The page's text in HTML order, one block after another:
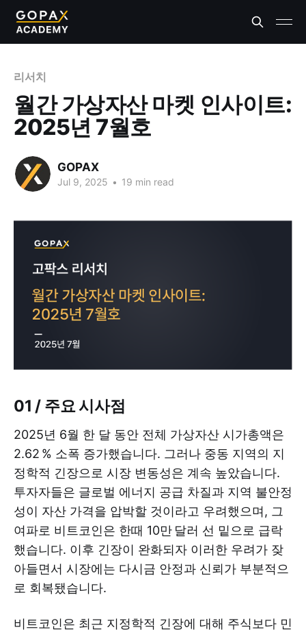
리서치
월간 가상자산 마켓 인사이트:
2025년 7월호
GOPAX
Jul 9, 2025 • 19 min read
01 / 주요 시사점
2025년 6월 한 달 동안 전체 가상자산 시가총액은
2.62 % 소폭 증가했습니다. 그러나 중동 지역의 지
정학적 긴장으로 시장 변동성은 계속 높았습니다.
투자자들은 글로벌 에너지 공급 차질과 지역 불안정
성이 자산 가격을 압박할 것이라고 우려했으며, 그
여파로 비트코인은 한때 10만 달러 선 밑으로 급락
했습니다. 이후 긴장이 완화되자 이러한 우려가 잦
아들면서 시장에는 다시금 안정과 신뢰가 부분적으
로 회복됐습니다.
비트코인은 최근 지정학적 긴장에 대해 주식보다 민